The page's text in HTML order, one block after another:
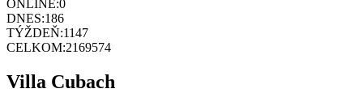
ONLINE:0
DNES:186
TÝŽDEŇ:1147
CELKOM:2169574
Villa Cubach